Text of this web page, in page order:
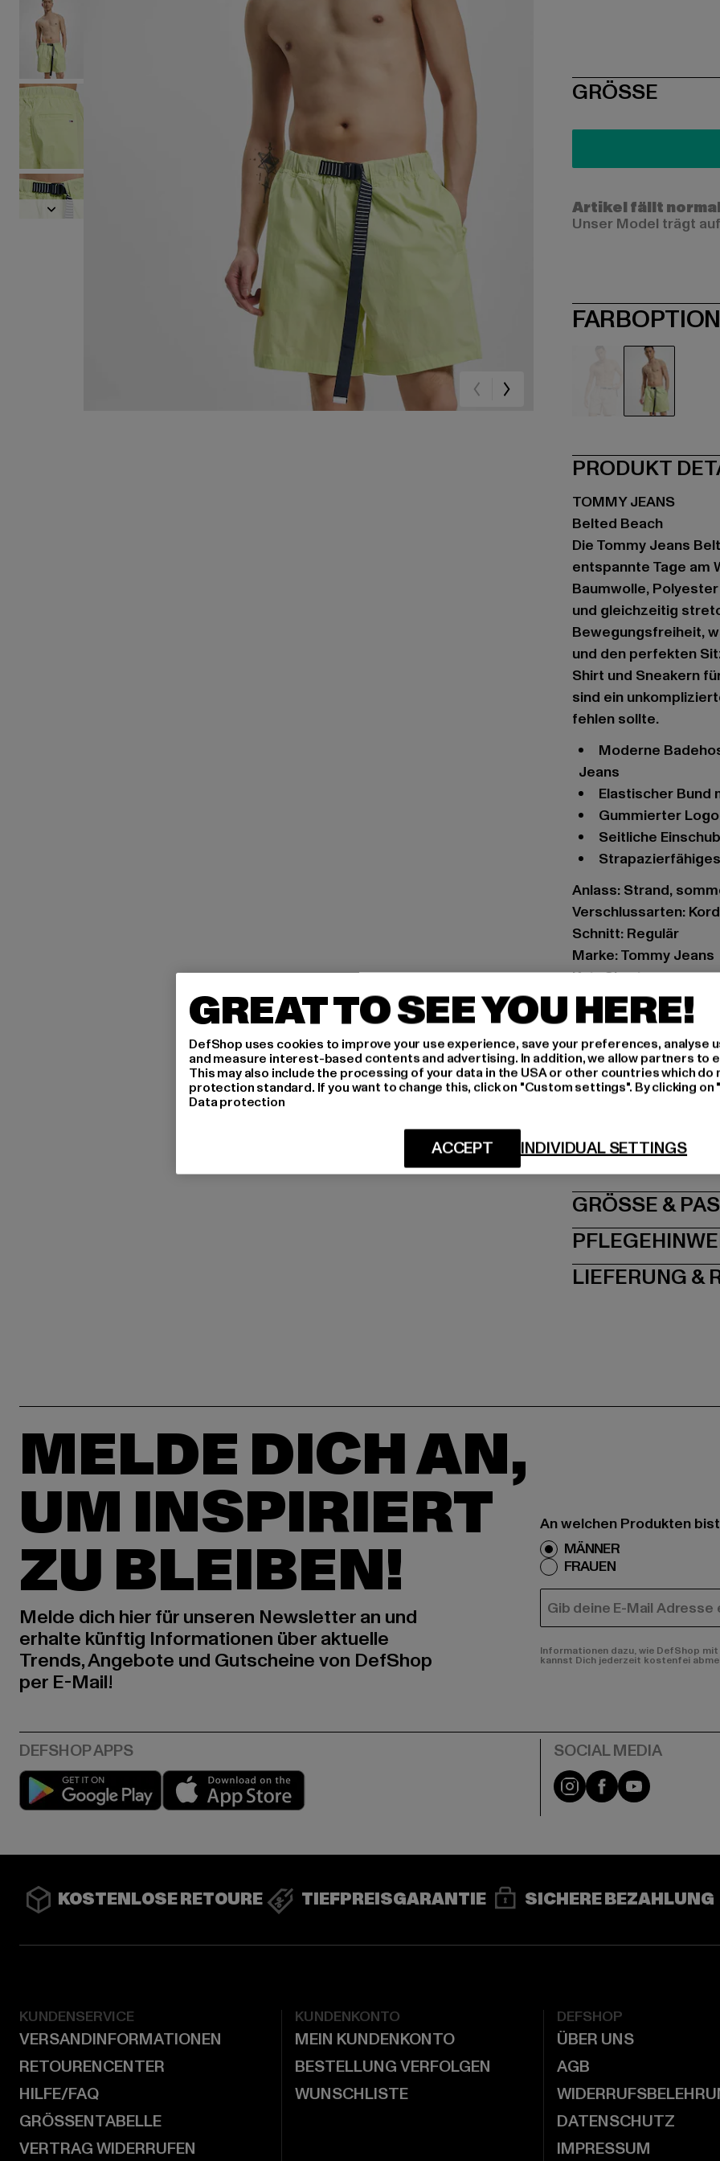
SIZE
GRÖSSE
Artikel fällt
Unser Model trägt
PRODUKT
TOMMY JEANS
Belted Beach
Die Tommy Jeans
entspannte Tage am
Baumwolle,
und gleichzeitig
Bewegungsfreiheit,
und den perfekten
Shirt und Sneakern
sind ein
fehlen sollte.
Moderne Badehose mit integrierten Gürtel für Herren von Tommy
Jeans
Elastischer
Gummierter
Seitliche
Anlass: Strand,
Verschlussarten:
Schnitt: Regulär
Marke: Tommy Jeans
Kat.: Shorts
Farbe: grün
Hersteller Farbe:
Elasthan
Art.Nr:
Speditionstraße 7 |
GRÖSSE
LIEFERUNG &
MELDE DICH AN,
UM INSPIRIERT
ZU BLEIBEN!
Melde dich hier für unseren Newsletter an und
erhalte künftig Informationen über aktuelle
Trends, Angebote und Gutscheine von DefShop
per E-Mail!
An welchen Produkten
MÄNNER
FRAUEN
E-MAIL
Informationen dazu, wie DefShop
kannst Dich jederzeit kostenfei
Play market Instagram
FacebookYouTube
KOSTENLOSE RETOURE TIEFPREISGARANTIE SICHERE BEZAHLUNG
KUNDENSERVICE
VERSANDINFORMATIONEN
RETOURENCENTER
HILFE/FAQ
GRÖSSENTABELLE
VERTRAG WIDERRUFEN
KUNDENKONTO
MEIN KUNDENKONTO
BESTELLUNG VERFOLGEN
WUNSCHLISTE
DEFSHOP
ÜBER UNS
AGB
DATENSCHUTZ
IMPRESSUM
GREAT TO SEE YOU HERE!
DefShop uses cookies to improve your use experience, save your preferences, analyse
and measure interest-based contents and advertising. In addition, we allow partners to
This may also include the processing of your data in the USA or other countries which do
protection standard. If you want to change this, click on "Custom settings". By clicking
Data protection
INDIVIDUAL SETTINGS
ACCEPT